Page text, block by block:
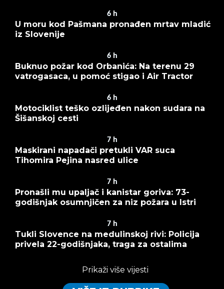
6 h
U moru kod Pašmana pronađen mrtav mladić
iz Slovenije
6 h
Buknuo požar kod Orbanića: Na terenu 29
vatrogasaca, u pomoć stigao i Air Tractor
6 h
Motociklist teško ozlijeđen nakon sudara na
Šišanskoj cesti
7 h
Maskirani napadači pretukli VAR suca
Tihomira Pejina nasred ulice
7 h
Pronašli mu upaljač i kanistar goriva: 73-
godišnjak osumnjičen za niz požara u Istri
7 h
Tukli Slovence na medulinskoj rivi: Policija
privela 22-godišnjaka, traga za ostalima
Prikaži više vijesti